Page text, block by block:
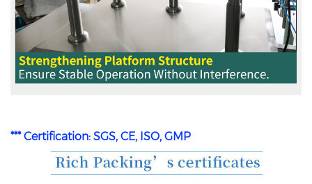
*** Certification: SGS, CE, ISO, GMP